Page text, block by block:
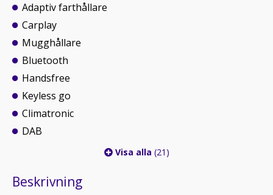
Adaptiv farthållare
Carplay
Mugghållare
Bluetooth
Handsfree
Keyless go
Climatronic
DAB
Visa alla (21)
Beskrivning